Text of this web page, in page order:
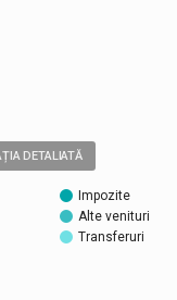
DETALIATĂ
Impozite
Alte venituri
Transferuri